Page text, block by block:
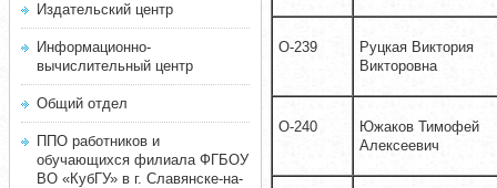
Издательский центр
Информационно-
вычислительный центр
Общий отдел
ППО работников и
обучающихся филиала ФГБОУ
ВО «КубГУ» в г. Славянске-на-
О-239
Руцкая Виктория
Викторовна
О-240
Южаков Тимофей
Алексеевич